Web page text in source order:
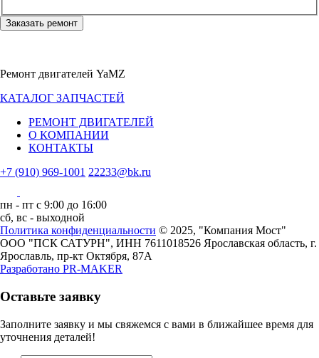
Заказать ремонт
Ремонт двигателей YaMZ
КАТАЛОГ ЗАПЧАСТЕЙ
РЕМОНТ ДВИГАТЕЛЕЙ
О КОМПАНИИ
КОНТАКТЫ
+7 (910) 969-1001 22233@bk.ru
пн - пт с 9:00 до 16:00
сб, вс - выходной
Политика конфиденциальности © 2025, "Компания Мост"
ООО "ПСК САТУРН", ИНН 7611018526 Ярославская область, г.
Ярославль, пр-кт Октября, 87А
Разработано PR-MAKER
Оставьте заявку
Заполните заявку и мы свяжемся с вами в ближайшее время для
уточнения деталей!